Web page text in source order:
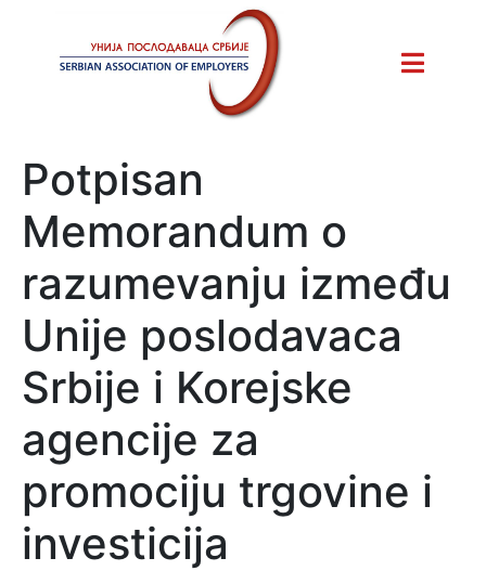
Potpisan
Memorandum o
razumevanju između
Unije poslodavaca
Srbije i Korejske
agencije za
promociju trgovine i
investicija